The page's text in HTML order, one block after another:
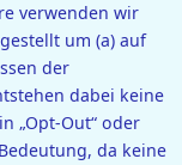
verwenden wir
um (a) auf
der
dabei keine
„Opt-Out“ oder
da keine